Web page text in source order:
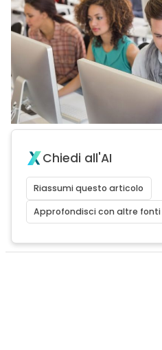
Chiedi all'AI
Riassumi questo articolo
Approfondisci con altre fonti